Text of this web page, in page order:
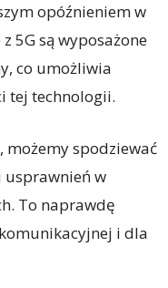
opóźnieniem w
5G są wyposażone
co umożliwia
tej technologii.
możemy spodziewać
usprawnień w
To naprawdę
i dla